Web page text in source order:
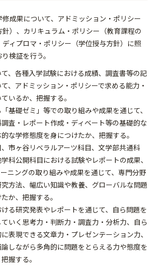
成果について、アドミッション・ポリシー
針）、カリキュラム・ポリシー（教育課程の
ィプロマ・ポリシー（学位授与方針）に照
検証を行う。
、各種入学試験における成績、調査書等の記
、アドミッション・ポリシーで求める能力・
いるか、把握する。
基礎ゼミ」等での取り組みや成果を通じて、
査・レポート作成・ディベート等の基礎的な
な学修態度を身につけたか、把握する。
市ヶ谷リベラルアーツ科目、文学部共通科
科公開科目における試験やレポートの成果、
ニングの取り組みや成果を通じて、専門分野
方法、幅広い知識や教養、グローバルな問題
か、把握する。
る研究発表やレポートを通じて、自ら問題を
いく思考力・判断力・調査力・分析力、自ら
表現できる文章力・プレゼンテーション力、
しながら多角的に問題をとらえる力や態度を
握する。